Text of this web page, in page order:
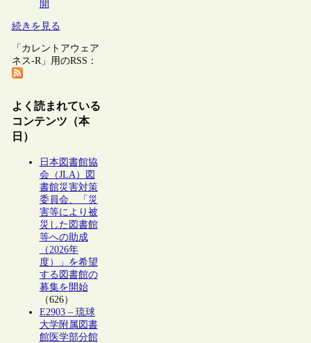
開
続きを見る
「カレントアウェア
ネス-R」用のRSS：
よく読まれている
コンテンツ（本
日）
日本図書館協
会（JLA）図
書館災害対策
委員会、「災
害等により被
災した図書館
等への助成
（2026年
度）」を希望
する図書館の
募集を開始
（626）
E2903 – 琉球
大学附属図書
館医学部分館